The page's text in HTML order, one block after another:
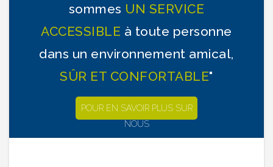
sommes UN SERVICE
ACCESSIBLE à toute personne
dans un environnement amical,
SÛR ET CONFORTABLE"
POUR EN SAVOIR PLUS SUR
NOUS